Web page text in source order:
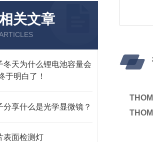
关文章
冬天为什么锂电池容量会
于明白了！
分享什么是光学显微镜？
表面检测灯